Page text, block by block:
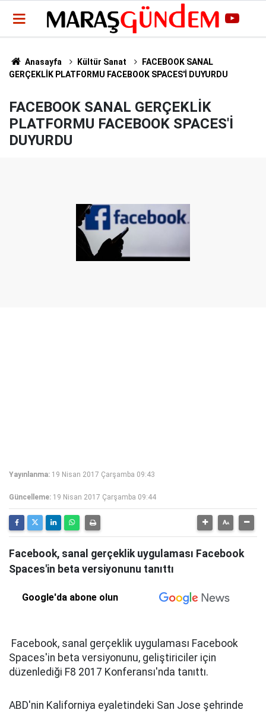
Anasayfa Kültür Sanat
FACEBOOK SANAL
GERÇEKLİK PLATFORMU FACEBOOK SPACES'İ DUYURDU
FACEBOOK SANAL GERÇEKLİK
PLATFORMU FACEBOOK SPACES'İ
DUYURDU
Yayınlanma: 19 Nisan 2017 Çarşamba 09:43
Güncelleme: 19 Nisan 2017 Çarşamba 09:44
Facebook, sanal gerçeklik uygulaması Facebook
Spaces'in beta versiyonunu tanıttı
Google'da abone olun
Facebook, sanal gerçeklik uygulaması Facebook
Spaces'in beta versiyonunu, geliştiriciler için
düzenlediği F8 2017 Konferansı'nda tanıttı.
ABD'nin Kaliforniya eyaletindeki San Jose şehrinde